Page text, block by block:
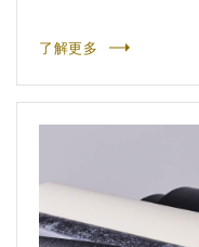
了解更多